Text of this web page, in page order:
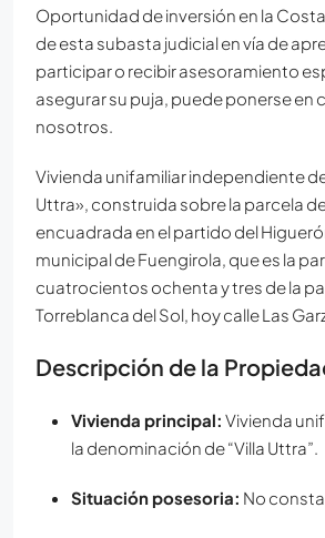
Oportunidad de inversión en la
de esta subasta judicial en vía de
participar o recibir asesoramiento
asegurar su puja, puede ponerse en
nosotros.
Vivienda unifamiliar independiente
Uttra», construida sobre la parcela
encuadrada en el partido del
municipal de Fuengirola, que es la
cuatrocientos ochenta y tres de la
Torreblanca del Sol, hoy calle Las
Descripción de la
Vivienda principal: Vivienda
la denominación de “Villa Uttra”.
Situación posesoria: No